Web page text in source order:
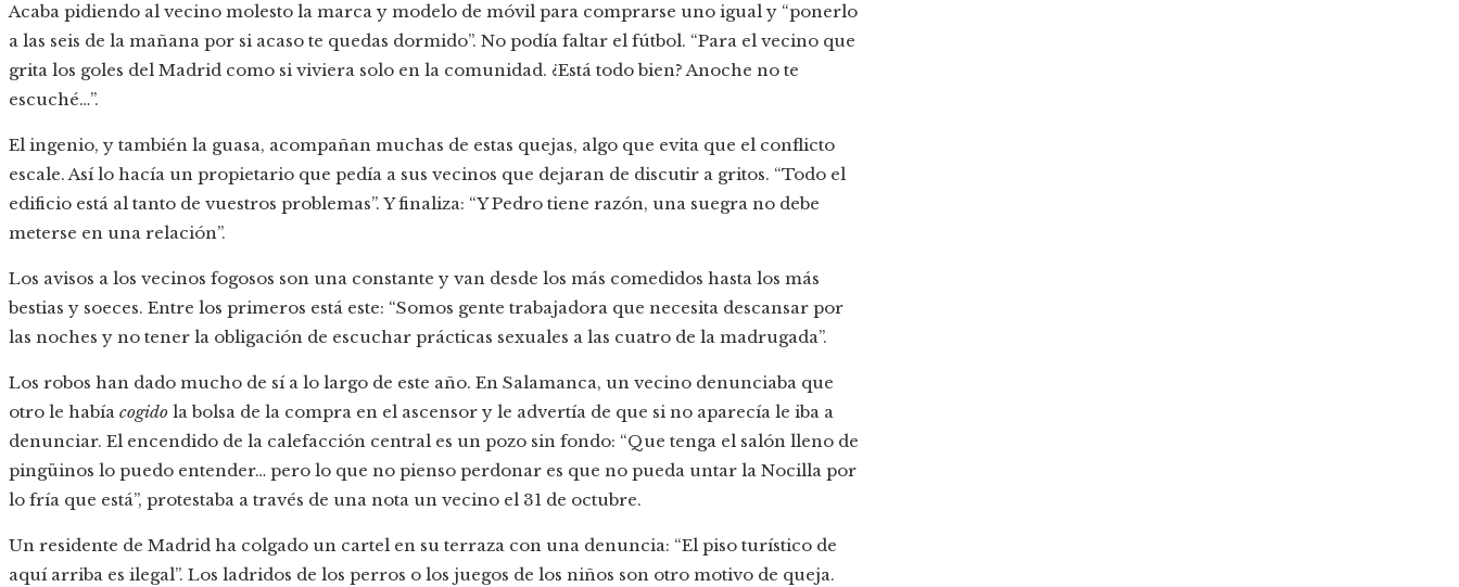
Acaba pidiendo al vecino molesto la marca y modelo de móvil para comprarse uno igual y “ponerlo
a las seis de la mañana por si acaso te quedas dormido”. No podía faltar el fútbol. “Para el vecino que
grita los goles del Madrid como si viviera solo en la comunidad. ¿Está todo bien? Anoche no te
escuché…”.
El ingenio, y también la guasa, acompañan muchas de estas quejas, algo que evita que el conflicto
escale. Así lo hacía un propietario que pedía a sus vecinos que dejaran de discutir a gritos. “Todo el
edificio está al tanto de vuestros problemas”. Y finaliza: “Y Pedro tiene razón, una suegra no debe
meterse en una relación”.
Los avisos a los vecinos fogosos son una constante y van desde los más comedidos hasta los más
bestias y soeces. Entre los primeros está este: “Somos gente trabajadora que necesita descansar por
las noches y no tener la obligación de escuchar prácticas sexuales a las cuatro de la madrugada”.
Los robos han dado mucho de sí a lo largo de este año. En Salamanca, un vecino denunciaba que
otro le había cogido la bolsa de la compra en el ascensor y le advertía de que si no aparecía le iba a
denunciar. El encendido de la calefacción central es un pozo sin fondo: “Que tenga el salón lleno de
pingüinos lo puedo entender… pero lo que no pienso perdonar es que no pueda untar la Nocilla por
lo fría que está”, protestaba a través de una nota un vecino el 31 de octubre.
Un residente de Madrid ha colgado un cartel en su terraza con una denuncia: “El piso turístico de
aquí arriba es ilegal”. Los ladridos de los perros o los juegos de los niños son otro motivo de queja.